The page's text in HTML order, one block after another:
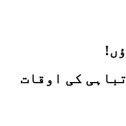
کی اوقات